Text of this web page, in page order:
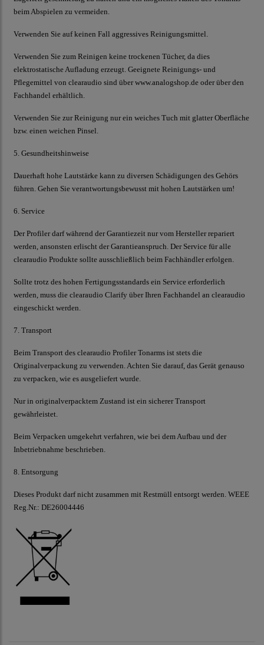
beim Abspielen zu vermeiden.
Verwenden Sie auf keinen Fall aggressives Reinigungsmittel.
Verwenden Sie zum Reinigen keine trockenen Tücher, da dies
elektrostatische Aufladung erzeugt. Geeignete Reinigungs- und
Pflegemittel von clearaudio sind über www.analogshop.de oder über den
Fachhandel erhältlich.
Verwenden Sie zur Reinigung nur ein weiches Tuch mit glatter Oberfläche
bzw. einen weichen Pinsel.
5. Gesundheitshinweise
Dauerhaft hohe Lautstärke kann zu diversen Schädigungen des Gehörs
führen. Gehen Sie verantwortungsbewusst mit hohen Lautstärken um!
6. Service
Der Profiler darf während der Garantiezeit nur vom Hersteller repariert
werden, ansonsten erlischt der Garantieanspruch. Der Service für alle
clearaudio Produkte sollte ausschließlich beim Fachhändler erfolgen.
Sollte trotz des hohen Fertigungsstandards ein Service erforderlich
werden, muss die clearaudio Clarify über Ihren Fachhandel an clearaudio
eingeschickt werden.
7. Transport
Beim Transport des clearaudio Profiler Tonarms ist stets die
Originalverpackung zu verwenden. Achten Sie darauf, das Gerät genauso
zu verpacken, wie es ausgeliefert wurde.
Nur in originalverpacktem Zustand ist ein sicherer Transport
gewährleistet.
Beim Verpacken umgekehrt verfahren, wie bei dem Aufbau und der
Inbetriebnahme beschrieben.
8. Entsorgung
Dieses Produkt darf nicht zusammen mit Restmüll entsorgt werden. WEEE
Reg.Nr.: DE26004446